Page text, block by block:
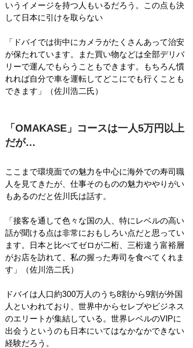
いうイメージを持つ人もいるだろう。この点も決
して日本に引けを取らない
「ドバイでは街中にカメラがたくさんあって治安
が保たれています。また買い物などは全部デリバ
リーで運んでもらうこともできます。もちろん慣
れれば自分で車を運転してどこにでも行くことも
できます」（佐川浩二氏）
「OMAKASE」コースは一人5万円以上
だが…
ここまで環境面での魅力を中心に海外での寿司職
人を見てきたが、仕事そのものの魅力ややりがい
もあるのだと佐川氏は話す。
「接客を通して色々な国の人、特にレベルの高い
話が聞ける点は非常におもしろい点だと思ってい
ます。日本と比べてゼロが二桁、三桁違う富裕層
がお店を訪れて、私の握った寿司を食べてくれま
す」（佐川浩二氏）
ドバイは人口約300万人のうち8割から9割が外国
人といわれており、世界中からセレブやビジネス
のエリートが集結している。世界レベルのVIPに
出会うというのも日本にいてはなかなかできない
経験だろう。